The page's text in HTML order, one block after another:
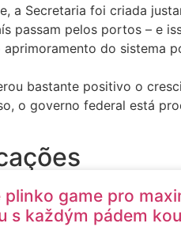
a Secretaria foi criada
passam pelos portos – e
do sistema
bastante positivo o
o governo federal está
plinko game pro
s každým pádem